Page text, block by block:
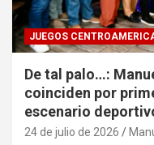
JUEGOS
De tal palo…:
coinciden por
escenario
24 de julio de 2026